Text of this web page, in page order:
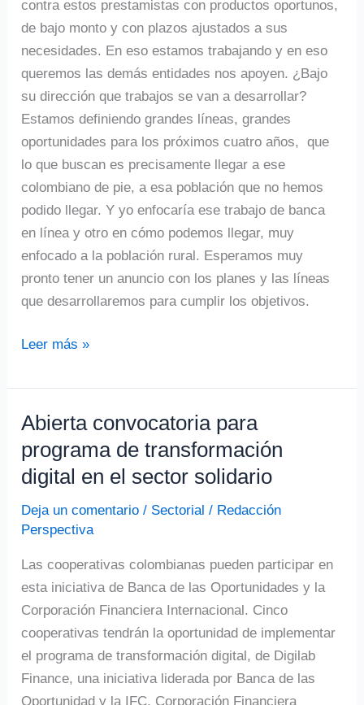
contra estos prestamistas con productos oportunos,
de bajo monto y con plazos ajustados a sus
necesidades. En eso estamos trabajando y en eso
queremos las demás entidades nos apoyen. ¿Bajo
su dirección que trabajos se van a desarrollar?
Estamos definiendo grandes líneas, grandes
oportunidades para los próximos cuatro años, que
lo que buscan es precisamente llegar a ese
colombiano de pie, a esa población que no hemos
podido llegar. Y yo enfocaría ese trabajo de banca
en línea y otro en cómo podemos llegar, muy
enfocado a la población rural. Esperamos muy
pronto tener un anuncio con los planes y las líneas
que desarrollaremos para cumplir los objetivos.
Leer más »
Abierta convocatoria para
programa de transformación
digital en el sector solidario
Deja un comentario / Sectorial / Redacción
Perspectiva
Las cooperativas colombianas pueden participar en
esta iniciativa de Banca de las Oportunidades y la
Corporación Financiera Internacional. Cinco
cooperativas tendrán la oportunidad de implementar
el programa de transformación digital, de Digilab
Finance, una iniciativa liderada por Banca de las
Oportunidad y la IFC, Corporación Financiera
Abierta
convocatoria
para
programa
de
transformación
digital
el
solidario